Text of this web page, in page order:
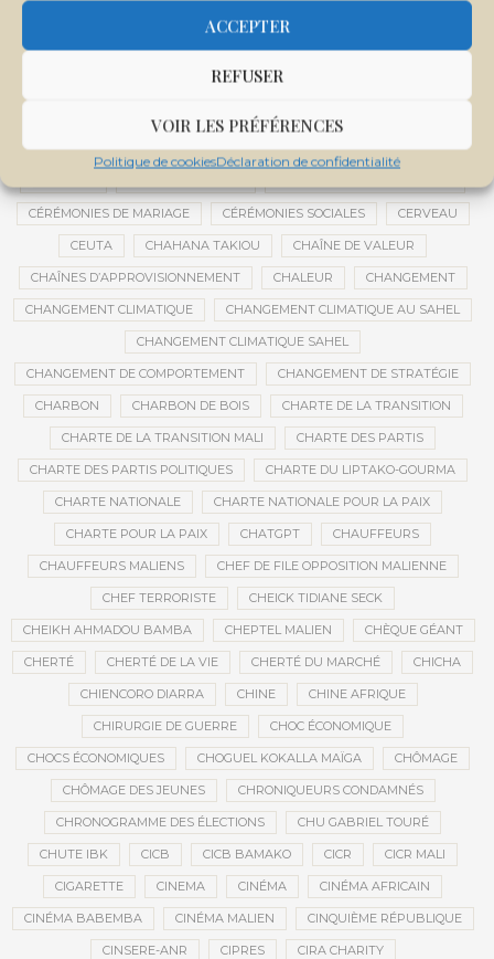
ACCEPTER
REFUSER
VOIR LES PRÉFÉRENCES
Politique de cookiesDéclaration de confidentialité
CENTRE DE SANTÉ COMMUNAUTAIRE
CENTRE INTERNATIONAL DE CONFÉRENCES DE BAMAKO
CENTRE MALI
CENTRE NATIONAL DES EXAMENS ET CONCOURS DE L’ÉDUCATION
CENTRES DE DONNÉES CERCLE DE RÉFLEXION À DISTANCE
CÉRÉMONIES DE MARIAGE CÉRÉMONIES SOCIALES CERVEAU
CEUTA CHAHANA TAKIOU CHAÎNE DE VALEUR
CHAÎNES D’APPROVISIONNEMENT CHALEUR CHANGEMENT
CHANGEMENT CLIMATIQUE CHANGEMENT CLIMATIQUE AU SAHEL
CHANGEMENT CLIMATIQUE SAHEL
CHANGEMENT DE COMPORTEMENT CHANGEMENT DE STRATÉGIE
CHARBON CHARBON DE BOIS CHARTE DE LA TRANSITION
CHARTE DE LA TRANSITION MALI CHARTE DES PARTIS
CHARTE DES PARTIS POLITIQUES CHARTE DU LIPTAKO-GOURMA
CHARTE NATIONALE CHARTE NATIONALE POUR LA PAIX
CHARTE POUR LA PAIX CHATGPT CHAUFFEURS
CHAUFFEURS MALIENS CHEF DE FILE OPPOSITION MALIENNE
CHEF TERRORISTE CHEICK TIDIANE SECK
CHEIKH AHMADOU BAMBA CHEPTEL MALIEN CHÈQUE GÉANT
CHERTÉ CHERTÉ DE LA VIE CHERTÉ DU MARCHÉ CHICHA
CHIENCORO DIARRA CHINE CHINE AFRIQUE
CHIRURGIE DE GUERRE CHOC ÉCONOMIQUE
CHOCS ÉCONOMIQUES CHOGUEL KOKALLA MAÏGA CHÔMAGE
CHÔMAGE DES JEUNES CHRONIQUEURS CONDAMNÉS
CHRONOGRAMME DES ÉLECTIONS CHU GABRIEL TOURÉ
CHUTE IBK CICB CICB BAMAKO CICR CICR MALI
CIGARETTE CINEMA CINÉMA CINÉMA AFRICAIN
CINÉMA BABEMBA CINÉMA MALIEN CINQUIÈME RÉPUBLIQUE
CINSERE-ANR CIPRES CIRA CHARITY